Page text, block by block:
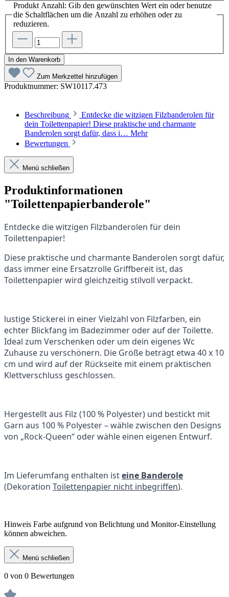
Produkt Anzahl: Gib den gewünschten Wert ein oder benutze
die Schaltflächen um die Anzahl zu erhöhen oder zu
reduzieren.
In den Warenkorb
Zum Merkzettel hinzufügen
Produktnummer: SW10117.473
Beschreibung
Entdecke die witzigen Filzbanderolen für
dein Toilettenpapier! Diese praktische und charmante
Banderolen sorgt dafür, dass i… Mehr
Bewertungen
Menü schließen
Produktinformationen
"Toilettenpapierbanderole"
Entdecke die witzigen Filzbanderolen für dein
Toilettenpapier!
Diese praktische und charmante Banderolen sorgt dafür,
dass immer eine Ersatzrolle Griffbereit ist, das
Toilettenpapier wird gleichzeitig stilvoll verpackt.
lustige Stickerei in einer Vielzahl von Filzfarben, ein
echter Blickfang im Badezimmer oder auf der Toilette.
Ideal zum Verschenken oder um dein eigenes Wc
Zuhause zu verschönern. Die Größe beträgt etwa 40 x 10
cm und wird auf der Rückseite mit einem praktischen
Klettverschluss geschlossen.
Hergestellt aus Filz (100 % Polyester) und bestickt mit
Garn aus 100 % Polyester – wähle zwischen den Designs
von „Rock-Queen“ oder wähle einen eigenen Entwurf.
Im Lieferumfang enthalten isteine Banderole
(Dekoration Toilettenpapier nicht inbegriffen).
Hinweis Farbe aufgrund von Belichtung und Monitor-Einstellung
können abweichen.
Menü schließen
0 von 0 Bewertungen